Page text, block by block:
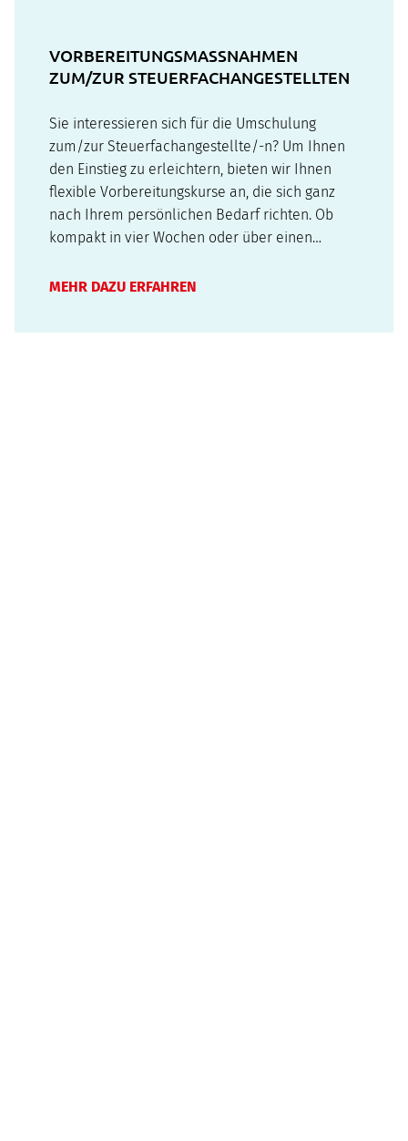
VORBEREITUNGSMASSNAHMEN Z
UM/ZUR STEUERFACHANGESTELLTEN
Sie interessieren sich für die Umschulung
zum/zur Steuerfachangestellte/-n? Um Ihnen
den Einstieg zu erleichtern, bieten wir Ihnen
flexible Vorbereitungskurse an, die sich ganz
nach Ihrem persönlichen Bedarf richten. Ob
kompakt in vier Wochen oder über einen
passende Angebot für Sie. Unsere erfahrenen
Kenntnisse in…
MEHR DAZU ERFAHREN